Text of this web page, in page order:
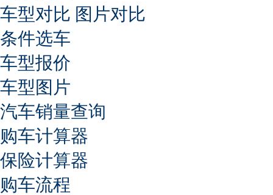
车型对比 图片对比
条件选车
车型报价
车型图片
汽车销量查询
购车计算器
保险计算器
购车流程